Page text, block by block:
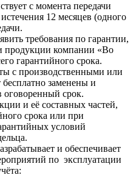
с момента передачи
12 месяцев (одного
требования по гарантии,
продукции компании «Во
гарантийного срока.
с производственными или
заменены и
оговоренный срок.
и её составных частей,
срока или при
условий
и обеспечивает
по эксплуатации